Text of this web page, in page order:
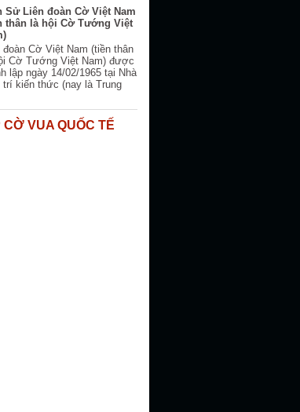
Sử Liên đoàn Cờ Việt Nam
thân là hội Cờ Tướng Việt
đoàn Cờ Việt Nam (tiền thân
Cờ Tướng Việt Nam) được
lập ngày 14/02/1965 tại Nhà
trí kiến thức (nay là Trung
VUA QUỐC TẾ